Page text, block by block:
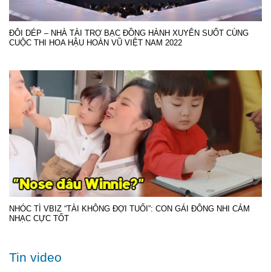
ĐÔI DÉP – NHÀ TÀI TRỢ BẠC ĐỒNG HÀNH XUYÊN SUỐT CÙNG
CUỘC THI HOA HẬU HOÀN VŨ VIỆT NAM 2022
NHÓC TÌ VBIZ “TÀI KHÔNG ĐỢI TUỔI”: CON GÁI ĐÔNG NHI CẢM
NHẠC CỰC TỐT
Tin video